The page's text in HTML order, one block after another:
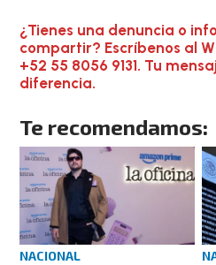
¿Tienes una denuncia o
compartir? Escríbenos al
+52 55 8056 9131. Tu
diferencia.
Te recomendamos:
NACIONAL